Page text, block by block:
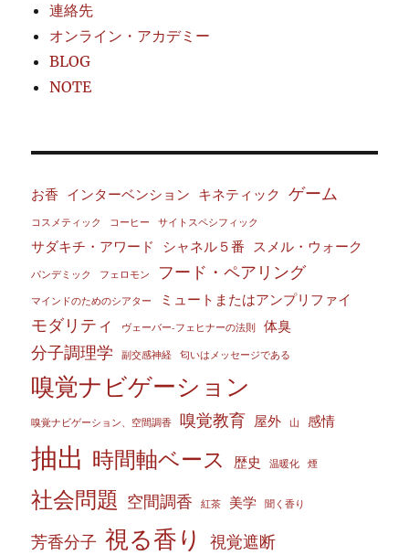
連絡先
オンライン・アカデミー
BLOG
NOTE
お香 インターベンション キネティック ゲーム
コスメティック コーヒー サイトスペシフィック
サダキチ・アワード シャネル５番 スメル・ウォーク
パンデミック フェロモン フード・ペアリング
マインドのためのシアター ミュートまたはアンプリファイ
モダリティ ヴェーバー‐フェヒナーの法則 体臭
分子調理学 副交感神経 匂いはメッセージである
嗅覚ナビゲーション
嗅覚ナビゲーション、空間調香 嗅覚教育 屋外 山 感情
抽出 時間軸ベース 歴史 温暖化 煙
社会問題 空間調香 紅茶 美学 聞く香り
芳香分子 視る香り 視覚遮断